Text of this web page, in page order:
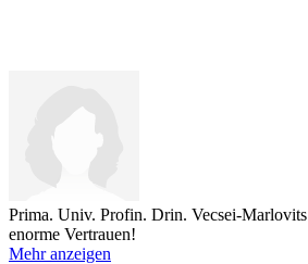
Prima. Univ. Profin. Drin. Vecsei-Marlovits
enorme Vertrauen!
Mehr anzeigen